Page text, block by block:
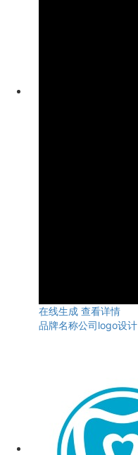
在线生成 查看详情
品牌名称公司logo设计